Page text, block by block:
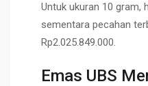
Untuk ukuran 10 gram,
sementara pecahan
Rp2.025.849.000.
Emas UBS